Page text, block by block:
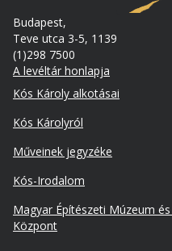
Budapest,
Teve utca 3-5, 1139
(1)298 7500
A levéltár honlapja
Footer
Kós Károly alkotásai
Kós Károlyról
Műveinek jegyzéke
Kós-Irodalom
Lábléc
másodlagos
Magyar Építészeti Múzeum
Központ